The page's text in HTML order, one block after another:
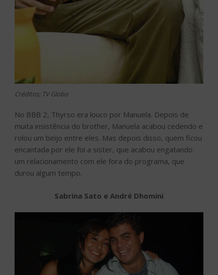
Créditos; TV Globo
No BBB 2, Thyrso era louco por Manuela. Depois de
muita insistência do brother, Manuela acabou cedendo e
rolou um beijo entre eles. Mas depois disso, quem ficou
encantada por ele foi a sister, que acabou engatando
um relacionamento com ele fora do programa, que
durou algum tempo.
Sabrina Sato e André Dhomini